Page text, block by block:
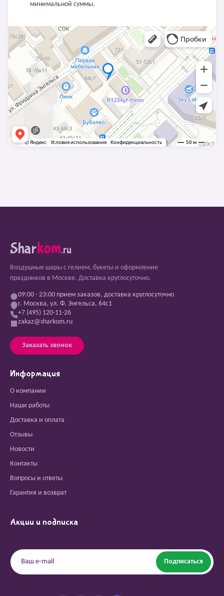
минимальной суммы.
Sharkom.ru
Воздушные шары с гелием, букеты и оформление
праздников в Москве. Доставка круглосуточно.
09:00 - 23:00 прием заказов, доставка круглосуточно
г. Москва, ул. Ф. Энгельса, 64с1
+7 (495) 120-11-26
zakaz@sharkom.ru
Заказать звонок
Информация
О компании
Наши работы
Доставка и оплата
Отзывы
Новости
Контакты
Вопросы и ответы
Гарантия и возврат
Акции и подписка
Подписаться